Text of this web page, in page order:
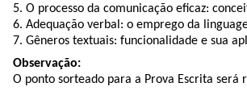
5. O processo da comunicação eficaz:
6. Adequação verbal: o emprego da
7. Gêneros textuais: funcionalidade e sua
Observação:
O ponto sorteado para a Prova Escrita será